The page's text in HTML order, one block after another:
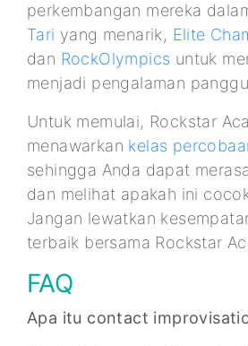
perkembangan mereka
Tari yang menarik, Elite
dan RockOlympics untuk
menjadi pengalaman
Untuk memulai, Rockstar
menawarkan kelas
sehingga Anda dapat
dan melihat apakah ini
Jangan lewatkan
terbaik bersama Rockstar
FAQ
Apa itu contact